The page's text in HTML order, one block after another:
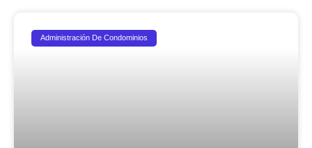
Administración De Condominios